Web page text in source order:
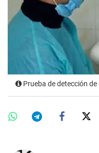
Prueba de detección